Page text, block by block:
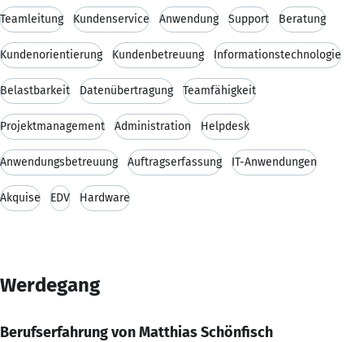
Teamleitung Kundenservice Anwendung Support Beratung
Kundenorientierung Kundenbetreuung Informationstechnologie
Belastbarkeit Datenübertragung Teamfähigkeit
Projektmanagement Administration Helpdesk
Anwendungsbetreuung Auftragserfassung IT-Anwendungen
Akquise EDV Hardware
Werdegang
Berufserfahrung von Matthias Schönfisch